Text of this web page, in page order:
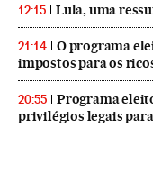
12:15 Lula, uma
21:14
O programa
impostos para os
20:55
Programa
privilégios legais